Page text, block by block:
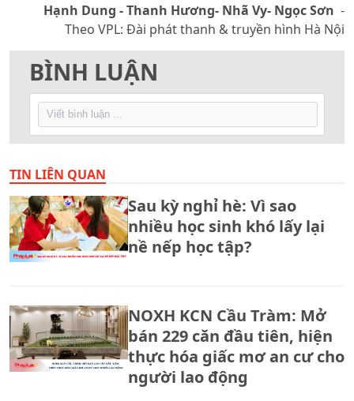
Hạnh Dung - Thanh Hương- Nhã Vy- Ngọc Sơn -
Theo VPL: Đài phát thanh & truyền hình Hà Nội
BÌNH LUẬN
TIN LIÊN QUAN
Sau kỳ nghỉ hè: Vì sao
nhiều học sinh khó lấy lại
nề nếp học tập?
NOXH KCN Cầu Tràm: Mở
bán 229 căn đầu tiên, hiện
thực hóa giấc mơ an cư cho
người lao động